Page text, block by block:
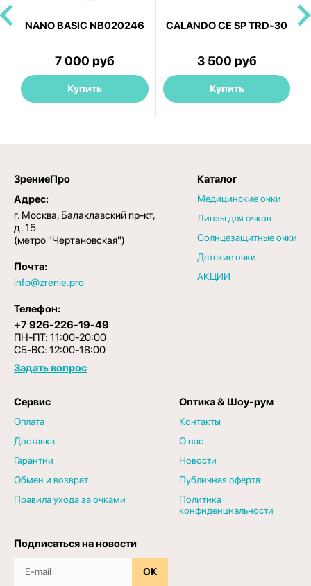
NANO BASIC NB020246
7 000 руб
Купить
CALANDO CE SP TRD-30
3 500 руб
Купить
ЗрениеПро
Адрес:
г. Москва, Балаклавский пр-кт,
д. 15
(метро "Чертановская")
Почта:
info@zrenie.pro
Телефон:
+7 926-226-19-49
ПН-ПТ: 11:00-20:00
СБ-ВС: 12:00-18:00
Задать вопрос
Каталог
Медицинские очки
Линзы для очков
Солнцезащитные очки
Детские очки
АКЦИИ
Сервис
Оплата
Доставка
Гарантии
Обмен и возврат
Правила ухода за очками
Оптика & Шоу-рум
Контакты
О нас
Новости
Публичная оферта
Политика
конфиденциальности
Подписаться на новости
ОК